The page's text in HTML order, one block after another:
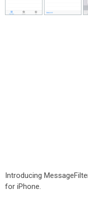
Introducing
for iPhone.